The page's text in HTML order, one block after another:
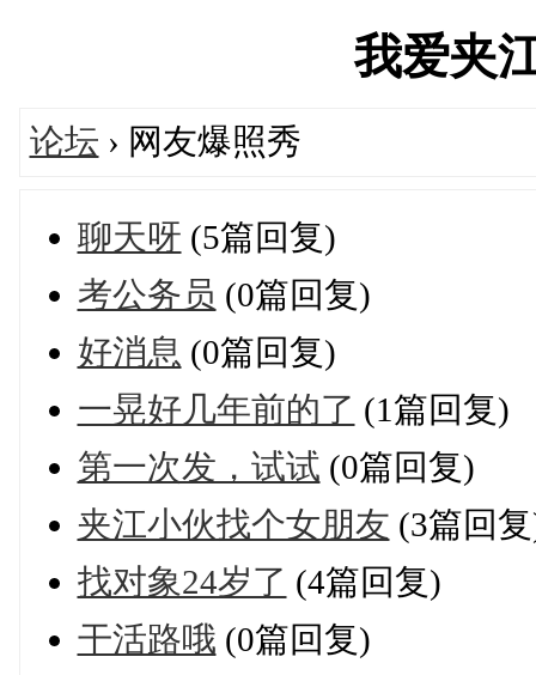
我爱夹
论坛 › 网友爆照秀
聊天呀 (5篇回复)
考公务员 (0篇回复)
好消息 (0篇回复)
一晃好几年前的了 (1篇回复)
第一次发，试试 (0篇回复)
夹江小伙找个女朋友 (3篇回
找对象24岁了 (4篇回复)
干活路哦 (0篇回复)